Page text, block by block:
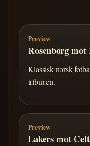
Preview
Rosenborg mot
Klassisk norsk
tribunen.
Preview
Lakers mot